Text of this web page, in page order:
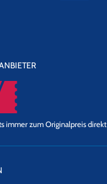
immer zum Originalpreis